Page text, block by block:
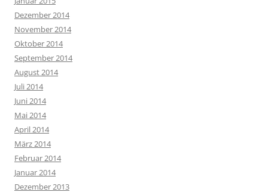
Dezember 2014
November 2014
Oktober 2014
September 2014
August 2014
Juli 2014
Juni 2014
Mai 2014
April 2014
März 2014
Februar 2014
Januar 2014
Dezember 2013